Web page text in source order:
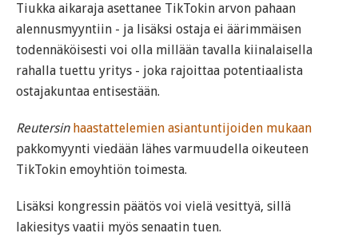
Tiukka aikaraja asettanee TikTokin arvon pahaan
alennusmyyntiin - ja lisäksi ostaja ei äärimmäisen
todennäköisesti voi olla millään tavalla kiinalaisella
rahalla tuettu yritys - joka rajoittaa potentiaalista
ostajakuntaa entisestään.
Reutersin haastattelemien asiantuntijoiden mukaan
pakkomyynti viedään lähes varmuudella oikeuteen
TikTokin emoyhtiön toimesta.
Lisäksi kongressin päätös voi vielä vesittyä, sillä
lakiesitys vaatii myös senaatin tuen.